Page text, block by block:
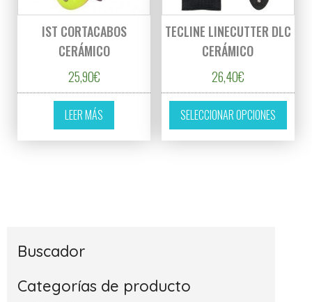
IST CORTACABOS
CERÁMICO
25,90€
LEER MÁS
TECLINE LINECUTTER DLC
CERÁMICO
26,40€
SELECCIONAR OPCIONES
Este
Buscador
Categorías de producto